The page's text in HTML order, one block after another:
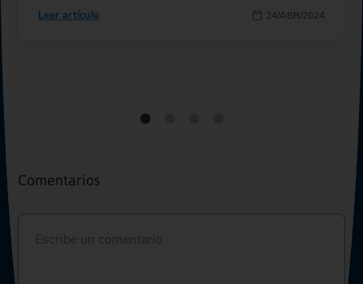
24/ABR/2024
Leer artículo
Comentarios